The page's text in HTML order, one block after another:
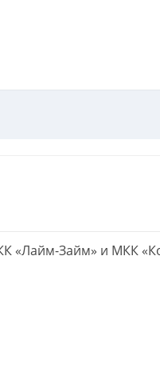
«Лайм-Займ» и МКК